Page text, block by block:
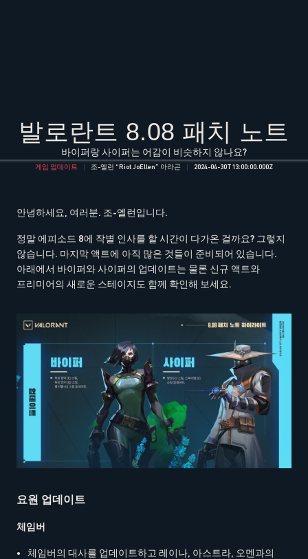
발로란트 8.08 패치 노트
바이퍼랑 사이퍼는 어감이 비슷하지 않나요?
게임 업데이트 조-엘런 “Riot JoEllen” 아라곤 2024-04-30T13:00:00.000Z
안녕하세요, 여러분. 조-엘런입니다.
정말 에피소드 8에 작별 인사를 할 시간이 다가온 걸까요? 그렇지
않습니다. 마지막 액트에 아직 많은 것들이 준비되어 있습니다.
아래에서 바이퍼와 사이퍼의 업데이트는 물론 신규 액트와
프리미어의 새로운 스테이지도 함께 확인해 보세요.
요원 업데이트
체임버
체임버의 대사를 업데이트하고 레이나, 아스트라, 오멘과의